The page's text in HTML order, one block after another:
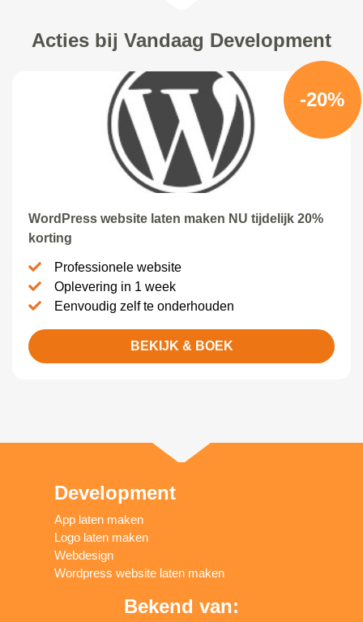
Acties bij Vandaag Development
-20%
WordPress website laten maken NU tijdelijk 20%
korting
Professionele website
Oplevering in 1 week
Eenvoudig zelf te onderhouden
BEKIJK & BOEK
Development
App laten maken
Logo laten maken
Webdesign
Wordpress website laten maken
Bekend van: